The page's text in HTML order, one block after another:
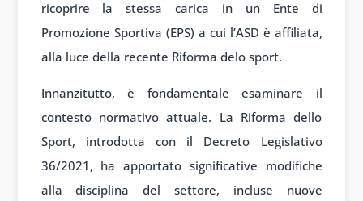
ricoprire la stessa carica in un Ente di
Promozione Sportiva (EPS) a cui l’ASD è affiliata,
alla luce della recente Riforma delo sport.
Innanzitutto, è fondamentale esaminare il
contesto normativo attuale. La Riforma dello
Sport, introdotta con il Decreto Legislativo
36/2021, ha apportato significative modifiche
alla disciplina del settore, incluse nuove